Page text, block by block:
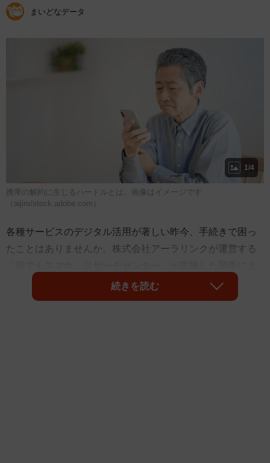
まいどなデータ
1/4
携帯の解約に生じるハードルとは。画像はイメージです
（aijiro/stock.adobe.com）
各種サービスのデジタル活用が著しい昨今、手続きで困っ
たことはありませんか。株式会社アーラリンクが運営する
ると、支払いが難しくなって解約を考えたときに「Web手
続きが分かりづらく解約できず、請求が増えてしまった経
続きを読む